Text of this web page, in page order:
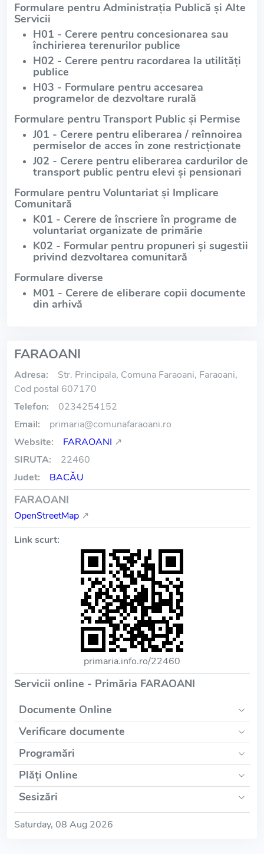
Formulare pentru Administrația Publică și Alte
Servicii
H01 - Cerere pentru concesionarea sau
închirierea terenurilor publice
H02 - Cerere pentru racordarea la utilități
publice
H03 - Formulare pentru accesarea
programelor de dezvoltare rurală
Formulare pentru Transport Public și Permise
J01 - Cerere pentru eliberarea / reînnoirea
permiselor de acces în zone restricționate
J02 - Cerere pentru eliberarea cardurilor de
transport public pentru elevi și pensionari
Formulare pentru Voluntariat și Implicare
Comunitară
K01 - Cerere de înscriere în programe de
voluntariat organizate de primărie
K02 - Formular pentru propuneri și sugestii
privind dezvoltarea comunitară
Formulare diverse
M01 - Cerere de eliberare copii documente
din arhivă
FARAOANI
Adresa:
Str. Principala, Comuna Faraoani, Faraoani,
Cod postal 607170
Telefon:
0234254152
Email:
primaria@comunafaraoani.ro
Website:
FARAOANI ↗
SIRUTA:
22460
Judet:
BACĂU
FARAOANI
OpenStreetMap ↗
Link scurt:
primaria.info.ro/22460
Servicii online - Primăria FARAOANI
Documente Online
Verificare documente
Programări
Plăți Online
Sesizări
Saturday, 08 Aug 2026